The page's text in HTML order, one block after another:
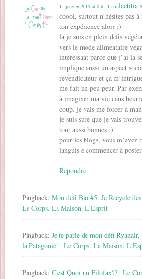
laetitia
11 janvier 2015 at 0 h 11 min
coool, surtout n’hésites pas
ton expérience alors :)
la je suis en plein défis
vers le mode alimentaire
intéressant parce que j’ai la
implique aussi un aspect
revendicateur et ça
me fait un peu peur. Par
à imaginer ma vie dans
coup, je vais me forcer à
je suis sure que je vais
tout aussi bonnes :)
pour les blogs, vous m’avez
languis e commencer à
Répondre
Pingback:Mon défi Bio #5: Je Recycle
Le Corps. La Maison. L'Esprit
Pingback:Je te parle de mon défi
la Patagonie! | Le Corps. La Maison.
Pingback:C'est Quoi un Filofax?? | Le